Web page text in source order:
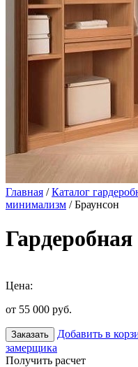
Главная /Каталог
минимализм / Браунсон
Цена:
от 55 000 руб.
Заказать Добавить в
замерщика
Получить расчет